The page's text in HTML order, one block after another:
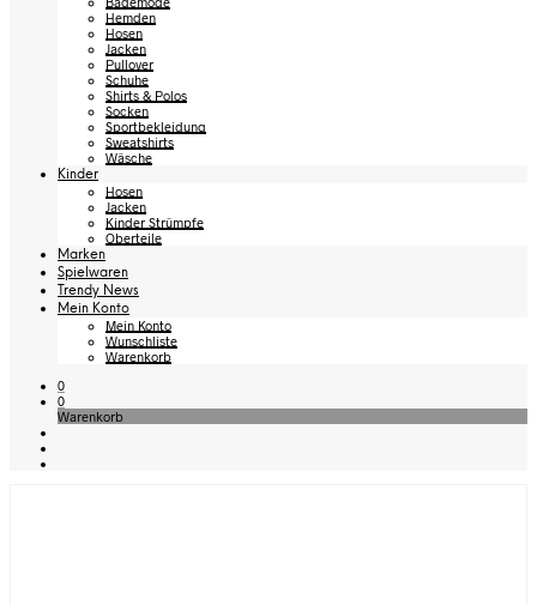
Hemden
Hosen
Jacken
Pullover
Schuhe
Shirts & Polos
Socken
Sportbekleidung
Sweatshirts
Wäsche
Kinder
Hosen
Jacken
Kinder Strümpfe
Oberteile
Marken
Spielwaren
Trendy News
Mein Konto
Mein Konto
Wunschliste
Warenkorb
0
0
Warenkorb